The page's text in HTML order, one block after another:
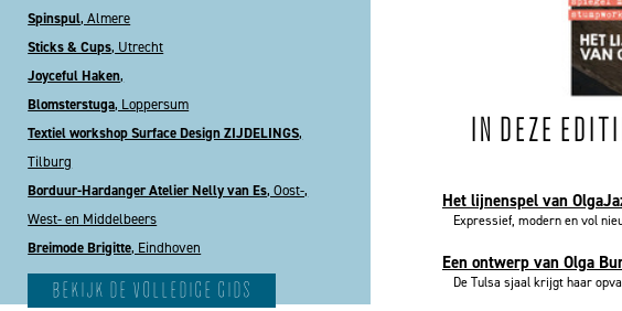
Spinspul, Almere
Sticks & Cups, Utrecht
Joyceful Haken,
Blomsterstuga, Loppersum
Textiel workshop Surface Design ZIJDELINGS,
Tilburg
Borduur-Hardanger Atelier Nelly van Es, Oost-,
West- en Middelbeers
Breimode Brigitte, Eindhoven
bekijk de volledige gids
IN DEZE
Het lijnenspel van
Expressief, modern en vol
Een ontwerp van Olga
De Tulsa sjaal krijgt haar